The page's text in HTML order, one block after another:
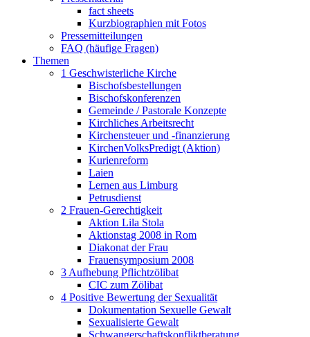
fact sheets
Kurzbiographien mit Fotos
Pressemitteilungen
FAQ (häufige Fragen)
Themen
1 Geschwisterliche Kirche
Bischofsbestellungen
Bischofskonferenzen
Gemeinde / Pastorale Konzepte
Kirchliches Arbeitsrecht
Kirchensteuer und -finanzierung
KirchenVolksPredigt (Aktion)
Kurienreform
Laien
Lernen aus Limburg
Petrusdienst
2 Frauen-Gerechtigkeit
Aktion Lila Stola
Aktionstag 2008 in Rom
Diakonat der Frau
Frauensymposium 2008
3 Aufhebung Pflichtzölibat
CIC zum Zölibat
4 Positive Bewertung der Sexualität
Dokumentation Sexuelle Gewalt
Sexualisierte Gewalt
Schwangerschaftskonfliktberatung